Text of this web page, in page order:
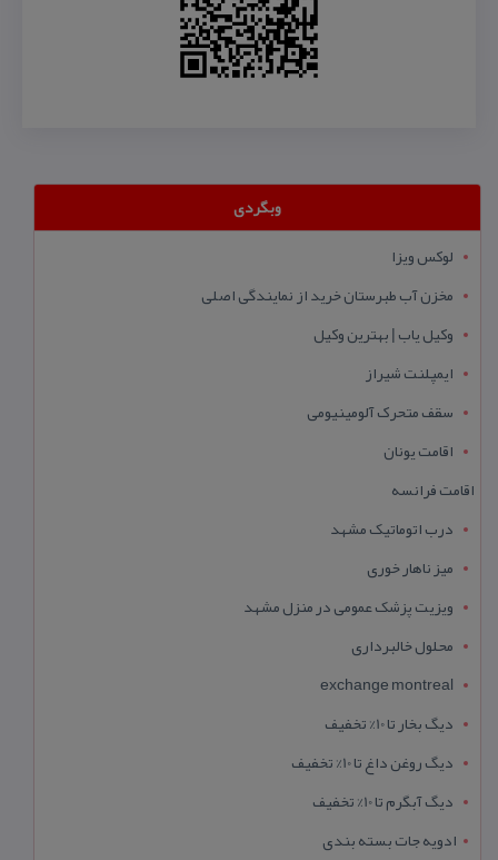
وبگردی
لوکس ویزا
مخزن آب طبرستان خرید از نمایندگی اصلی
وکیل یاب | بهترین وکیل
ایمپلنت شیراز
سقف متحرک آلومینیومی
اقامت یونان
اقامت فرانسه
درب اتوماتیک مشهد
میز ناهار خوری
ویزیت پزشک عمومی در منزل مشهد
محلول خالبرداری
exchange montreal
دیگ بخار تا 10% تخفیف
دیگ روغن داغ تا 10% تخفیف
دیگ آبگرم تا 10% تخفیف
ادویه جات بسته بندی